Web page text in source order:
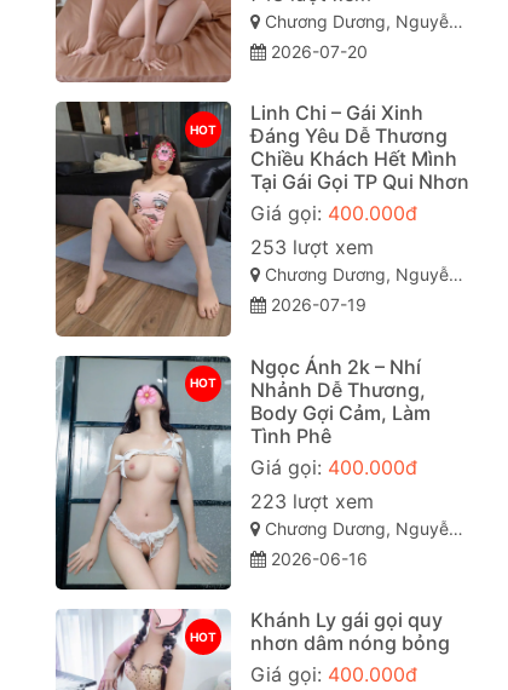
Chương Dương, Nguyễn Văn Cừ, Quy Nhơn, Bình Định
2026-07-20
HOT
Linh Chi – Gái Xinh
Đáng Yêu Dễ Thương
Chiều Khách Hết Mình
Tại Gái Gọi TP Qui Nhơn
Giá gọi: 400.000đ
253 lượt xem
Chương Dương, Nguyễn Văn Cừ, TP Quy Nhơn
2026-07-19
HOT
Ngọc Ánh 2k – Nhí
Nhảnh Dễ Thương,
Body Gợi Cảm, Làm
Tình Phê
Giá gọi: 400.000đ
223 lượt xem
Chương Dương, Nguyễn Văn Cừ, TP Quy Nhơn
2026-06-16
HOT
Khánh Ly gái gọi quy
nhơn dâm nóng bỏng
Giá gọi: 400.000đ